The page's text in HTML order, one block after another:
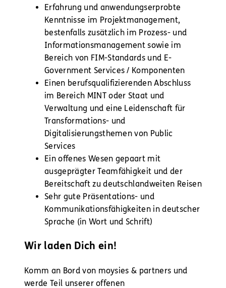
Erfahrung und anwendungserprobte
Kenntnisse im Projektmanagement,
bestenfalls zusätzlich im Prozess- und
Informationsmanagement sowie im
Bereich von FIM-Standards und E-
Government Services / Komponenten
Einen berufsqualifizierenden Abschluss
im Bereich MINT oder Staat und
Verwaltung und eine Leidenschaft für
Transformations- und
Digitalisierungsthemen von Public
Services
Ein offenes Wesen gepaart mit
ausgeprägter Teamfähigkeit und der
Bereitschaft zu deutschlandweiten Reisen
Sehr gute Präsentations- und
Kommunikationsfähigkeiten in deutscher
Sprache (in Wort und Schrift)
Wir laden Dich ein!
Komm an Bord von moysies & partners und
werde Teil unserer offenen